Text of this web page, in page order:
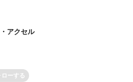
アクセル
ローする